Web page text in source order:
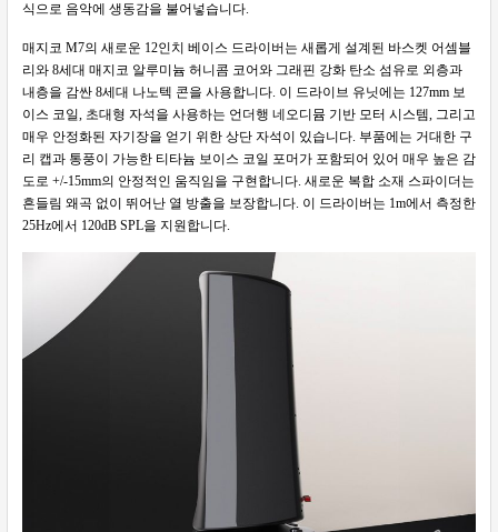
식으로 음악에 생동감을 불어넣습니다.
매지코 M7의 새로운 12인치 베이스 드라이버는 새롭게 설계된 바스켓 어셈블
리와 8세대 매지코 알루미늄 허니콤 코어와 그래핀 강화 탄소 섬유로 외층과
내층을 감싼 8세대 나노텍 콘을 사용합니다. 이 드라이브 유닛에는 127mm 보
이스 코일, 초대형 자석을 사용하는 언더행 네오디뮴 기반 모터 시스템, 그리고
매우 안정화된 자기장을 얻기 위한 상단 자석이 있습니다. 부품에는 거대한 구
리 캡과 통풍이 가능한 티타늄 보이스 코일 포머가 포함되어 있어 매우 높은 감
도로 +/-15mm의 안정적인 움직임을 구현합니다. 새로운 복합 소재 스파이더는
흔들림 왜곡 없이 뛰어난 열 방출을 보장합니다. 이 드라이버는 1m에서 측정한
25Hz에서 120dB SPL을 지원합니다.